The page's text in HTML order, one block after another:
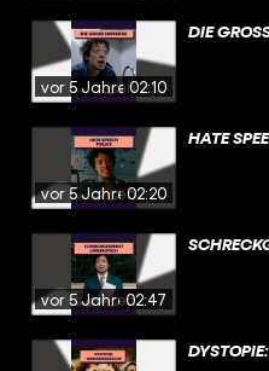
vor 5 Jahren02:10
DIE
vor 5 Jahren02:20
HATE
vor 5 Jahren02:47